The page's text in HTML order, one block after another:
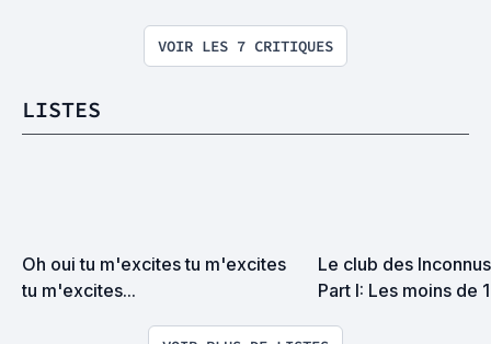
VOIR LES 7 CRITIQUES
LISTES
Oh oui tu m'excites tu m'excites
tu m'excites...
Le club des
Part I: Les moins de